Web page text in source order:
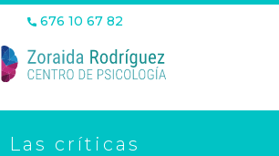
676 10 67 82
Las críticas